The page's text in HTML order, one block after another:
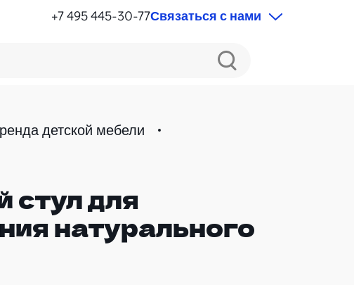
+7 495 445-30-77Связаться с нами
детской мебели
стул для
натурального